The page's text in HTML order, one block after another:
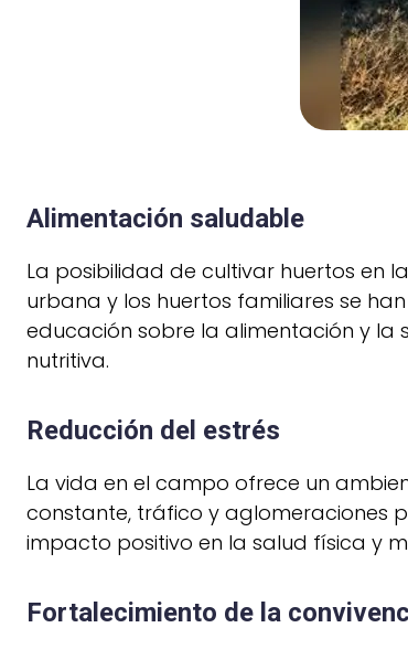
Alimentación saludable
La posibilidad de cultivar huertos en
urbana y los huertos familiares se
educación sobre la alimentación y la
nutritiva.
Reducción del estrés
La vida en el campo ofrece un
constante, tráfico y aglomeraciones
impacto positivo en la salud física y
Fortalecimiento de la